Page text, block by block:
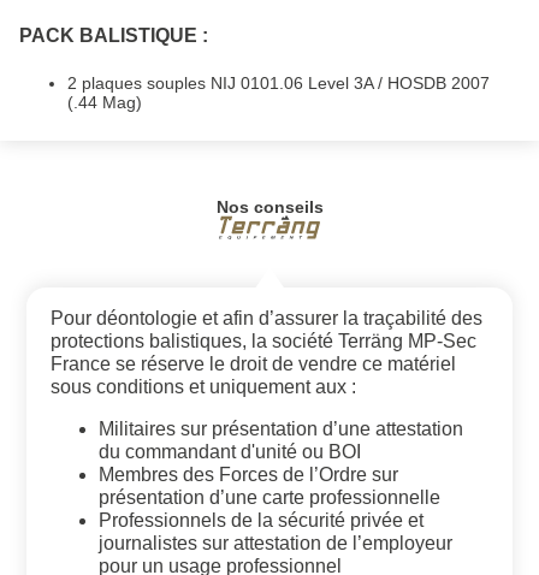
PACK BALISTIQUE :
2 plaques souples NIJ 0101.06 Level 3A / HOSDB 2007
(.44 Mag)
Nos conseils
Pour déontologie et afin d’assurer la traçabilité des
protections balistiques, la société Terräng MP-Sec
France se réserve le droit de vendre ce matériel
sous conditions et uniquement aux :
Militaires sur présentation d’une attestation
du commandant d'unité ou BOI
Membres des Forces de l’Ordre sur
présentation d’une carte professionnelle
Professionnels de la sécurité privée et
journalistes sur attestation de l’employeur
pour un usage professionnel